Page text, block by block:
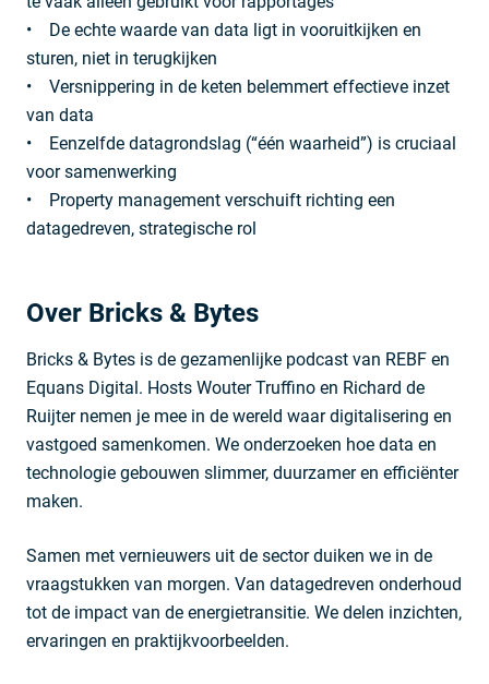
• De echte waarde van data ligt in vooruitkijken en
sturen, niet in terugkijken
• Versnippering in de keten belemmert effectieve inzet
van data
• Eenzelfde datagrondslag (“één waarheid”) is cruciaal
voor samenwerking
• Property management verschuift richting een
datagedreven, strategische rol
Over Bricks & Bytes
Bricks & Bytes is de gezamenlijke podcast van REBF en
Equans Digital. Hosts Wouter Truffino en Richard de
Ruijter nemen je mee in de wereld waar digitalisering en
vastgoed samenkomen. We onderzoeken hoe data en
technologie gebouwen slimmer, duurzamer en efficiënter
maken.
Samen met vernieuwers uit de sector duiken we in de
vraagstukken van morgen. Van datagedreven onderhoud
tot de impact van de energietransitie. We delen inzichten,
ervaringen en praktijkvoorbeelden.